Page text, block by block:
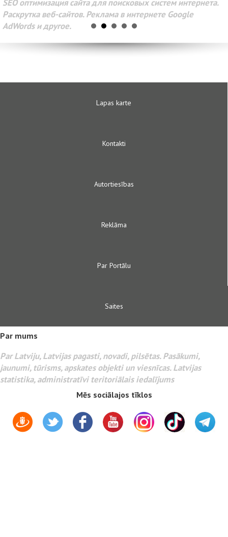
SEO оптимизация сайта для поисковых систем интернета.
Раскрутка веб-сайтов. Реклама в интернете Google
AdWords и другое.
Lapas karte
Kontakti
Autortiesības
Reklāma
Par Portālu
Saites
Par mums
Par Latviju, Latvijas pagasti, novadi, pilsētas. Pasākumi,
jaunumi, tūrisms, apskates objekti un viesnīcas. Latvijas
statistika, administratīvi teritoriālais iedalījums
Mēs sociālajos tīklos